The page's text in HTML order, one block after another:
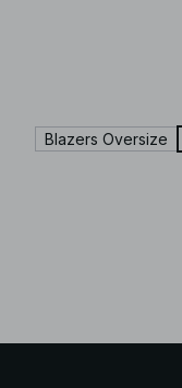
Blazers Oversize